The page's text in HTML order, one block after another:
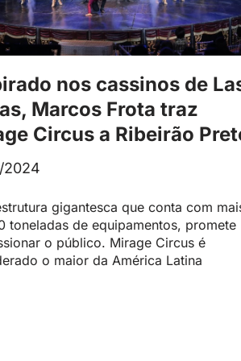
nos cassinos de
Marcos Frota traz
Circus a Ribeirão
2024
gigantesca que conta com
toneladas de equipamentos, promete
o público. Mirage Circus é
o maior da América Latina